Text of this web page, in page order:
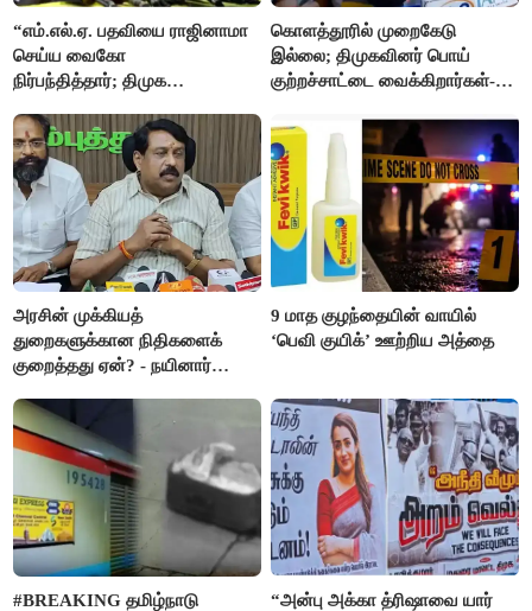
“எம்.எல்.ஏ. பதவியை ராஜினாமா
செய்ய வைகோ
நிர்பந்தித்தார்; திமுக
தொடர்கிறோம்”- மதிமுக
எம்.எல்.ஏக்கள் பரபரப்பு பேட்டி
கொளத்தூரில் முறைகேடு
இல்லை; திமுகவினர் பொய்
குற்றச்சாட்டை வைக்கிறார்கள்-
அரசின் முக்கியத்
துறைகளுக்கான நிதிகளைக்
குறைத்தது ஏன்? - நயினார்
9 மாத குழந்தையின் வாயில்
‘பெவி குயிக்’ ஊற்றிய அத்தை
#BREAKING தமிழ்நாடு
“அன்பு அக்கா த்ரிஷாவை யார்